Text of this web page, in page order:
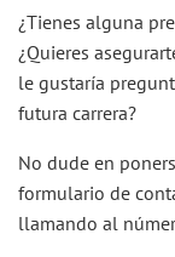
¿Tienes alguna
¿Quieres
le gustaría
futura carrera?
No dude en
formulario de
llamando al